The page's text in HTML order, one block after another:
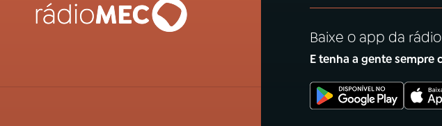
Baixe o app da rádio
E tenha a gente sempre